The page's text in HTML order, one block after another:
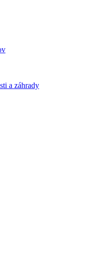
a záhrady